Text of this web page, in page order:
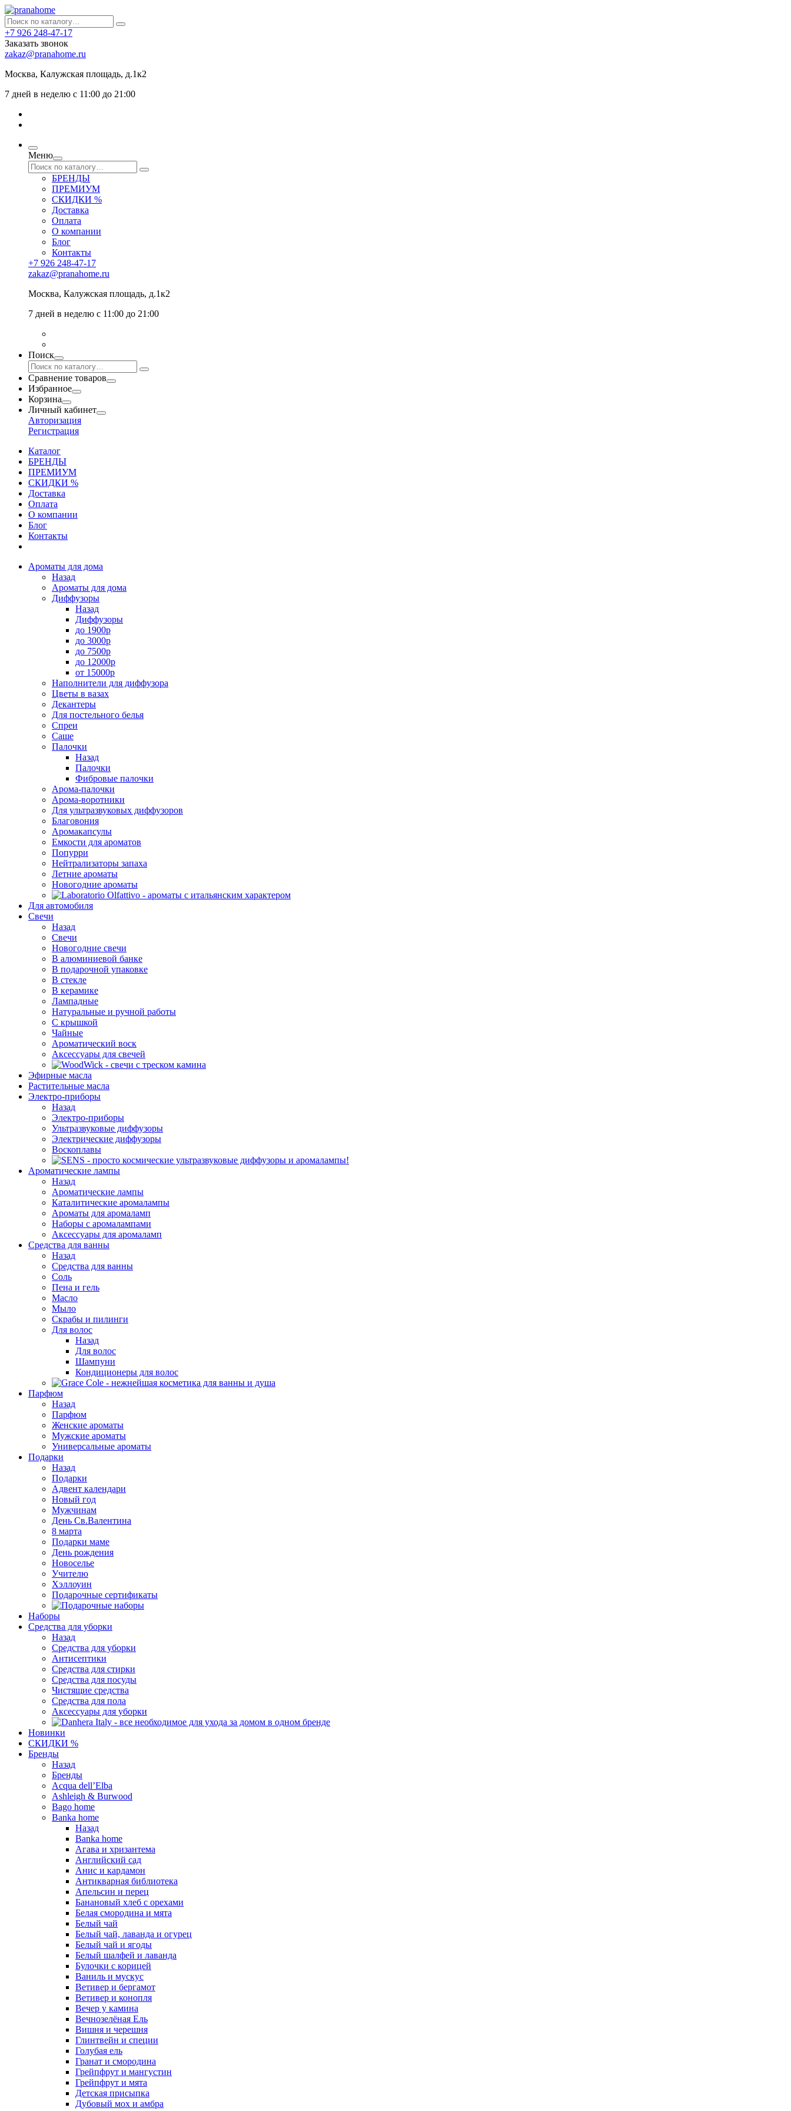
+7 926 248-47-17
Заказать звонок
zakaz@pranahome.ru
Москва, Калужская площадь, д.1к2
7 дней в неделю с 11:00 до 21:00
Меню
БРЕНДЫ
ПРЕМИУМ
СКИДКИ %
Доставка
Оплата
О компании
Блог
Контакты
+7 926 248-47-17
zakaz@pranahome.ru
Москва, Калужская площадь, д.1к2
7 дней в неделю с 11:00 до 21:00
Поиск
Сравнение товаров
Избранное
Корзина
Личный кабинет
Авторизация
Регистрация
Каталог
БРЕНДЫ
ПРЕМИУМ
СКИДКИ %
Доставка
Оплата
О компании
Блог
Контакты
Ароматы для дома
Назад
Ароматы для дома
Диффузоры
Назад
Диффузоры
до 1900р
до 3000р
до 7500р
до 12000р
от 15000р
Наполнители для диффузора
Цветы в вазах
Декантеры
Для постельного белья
Спреи
Саше
Палочки
Назад
Палочки
Фибровые палочки
Арома-палочки
Арома-воротники
Для ультразвуковых диффузоров
Благовония
Аромакапсулы
Емкости для ароматов
Попурри
Нейтрализаторы запаха
Летние ароматы
Новогодние ароматы
Для автомобиля
Свечи
Назад
Свечи
Новогодние свечи
В алюминиевой банке
В подарочной упаковке
В стекле
В керамике
Лампадные
Натуральные и ручной работы
С крышкой
Чайные
Ароматический воск
Аксессуары для свечей
Эфирные масла
Растительные масла
Электро-приборы
Назад
Электро-приборы
Ультразвуковые диффузоры
Электрические диффузоры
Воскоплавы
Ароматические лампы
Назад
Ароматические лампы
Каталитические аромалампы
Ароматы для аромаламп
Наборы с аромалампами
Аксессуары для аромаламп
Средства для ванны
Назад
Средства для ванны
Соль
Пена и гель
Масло
Мыло
Скрабы и пилинги
Для волос
Назад
Для волос
Шампуни
Кондиционеры для волос
Парфюм
Назад
Парфюм
Женские ароматы
Мужские ароматы
Универсальные ароматы
Подарки
Назад
Подарки
Адвент календари
Новый год
Мужчинам
День Св.Валентина
8 марта
Подарки маме
День рождения
Новоселье
Учителю
Хэллоуин
Подарочные сертификаты
Наборы
Средства для уборки
Назад
Средства для уборки
Антисептики
Средства для стирки
Средства для посуды
Чистящие средства
Средства для пола
Аксессуары для уборки
Новинки
СКИДКИ %
Бренды
Назад
Бренды
Acqua dell’Elba
Ashleigh & Burwood
Bago home
Banka home
Назад
Banka home
Агава и хризантема
Английский сад
Анис и кардамон
Антикварная библиотека
Апельсин и перец
Банановый хлеб с орехами
Белая смородина и мята
Белый чай
Белый чай, лаванда и огурец
Белый чай и ягоды
Белый шалфей и лаванда
Булочки с корицей
Ваниль и мускус
Ветивер и бергамот
Ветивер и конопля
Вечер у камина
Вечнозелёная Ель
Вишня и черешня
Глинтвейн и специи
Голубая ель
Гранат и смородина
Грейпфрут и мангустин
Грейпфрут и мята
Детская присыпка
Дубовый мох и амбра